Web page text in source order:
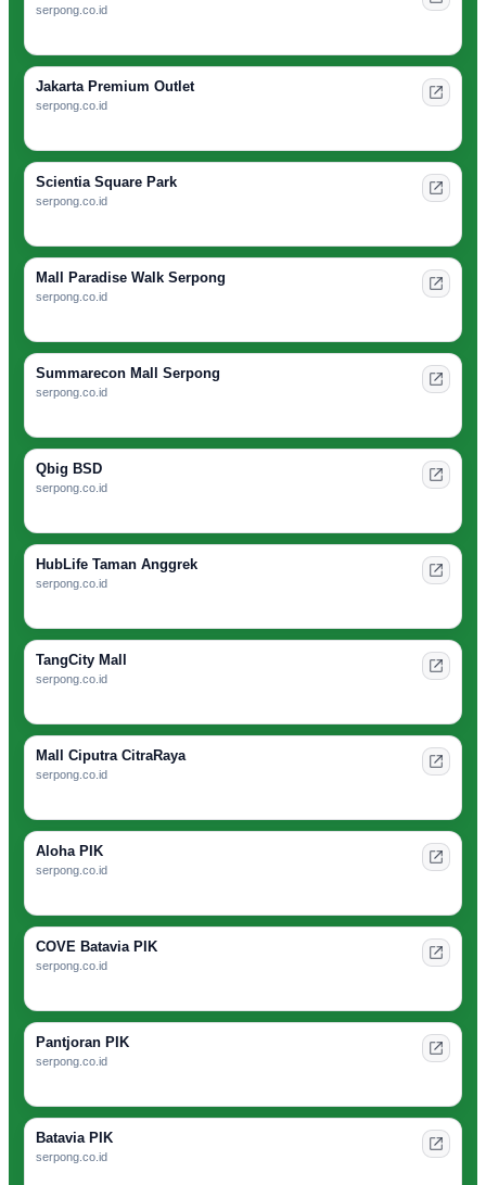
serpong.co.id
Jakarta Premium Outlet
serpong.co.id
Scientia Square Park
serpong.co.id
Mall Paradise Walk Serpong
serpong.co.id
Summarecon Mall Serpong
serpong.co.id
Qbig BSD
serpong.co.id
HubLife Taman Anggrek
serpong.co.id
TangCity Mall
serpong.co.id
Mall Ciputra CitraRaya
serpong.co.id
Aloha PIK
serpong.co.id
COVE Batavia PIK
serpong.co.id
Pantjoran PIK
serpong.co.id
Batavia PIK
serpong.co.id